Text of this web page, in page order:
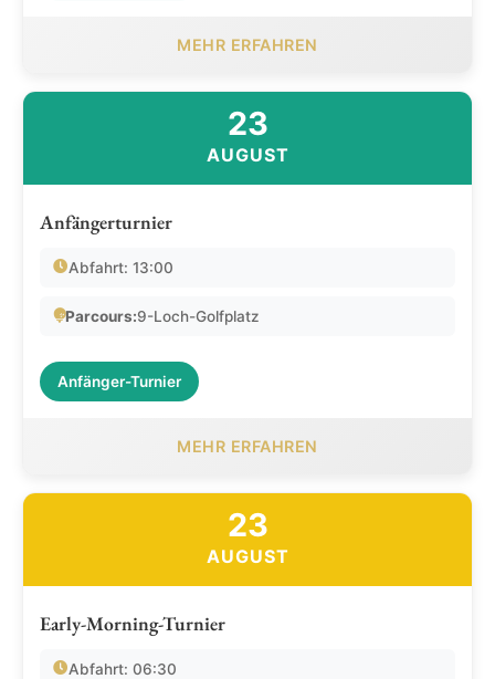
MEHR ERFAHREN
23
AUGUST
Anfängerturnier
Abfahrt: 13:00
Parcours:9-Loch-Golfplatz
Anfänger-Turnier
MEHR ERFAHREN
23
AUGUST
Early-Morning-Turnier
Abfahrt: 06:30